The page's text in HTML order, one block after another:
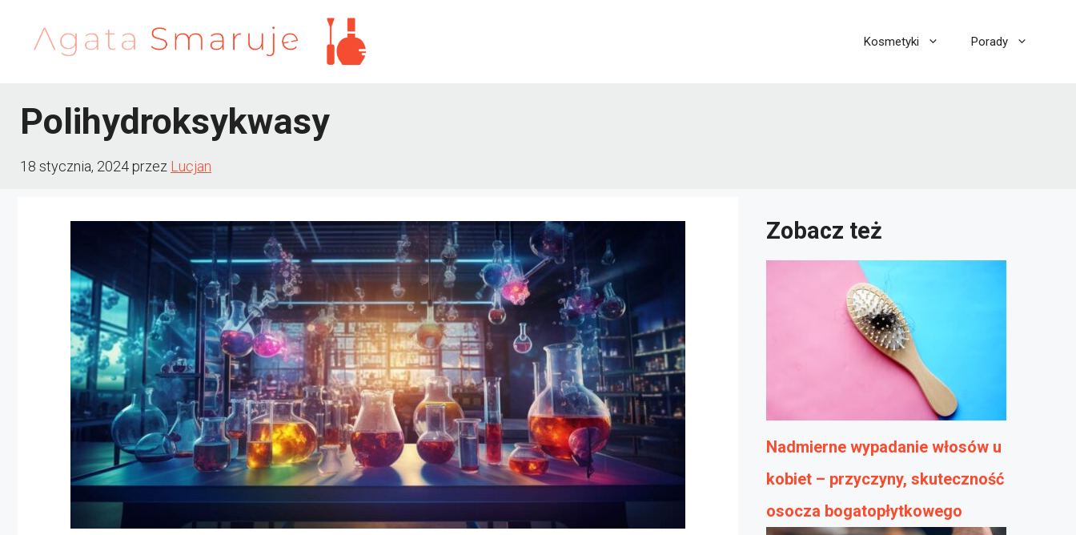
Kosmetyki Porady
Polihydroksykwasy
18 stycznia, 2024przez Lucjan
Zobacz też
Nadmierne wypadanie włosów u
kobiet – przyczyny, skuteczność
osocza bogatopłytkowego